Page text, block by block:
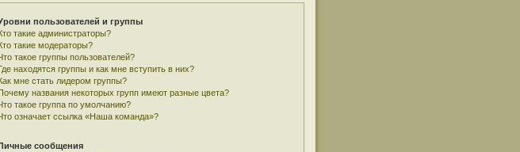
пользователей и группы
такие администраторы?
такие модераторы?
такое группы пользователей?
находятся группы и как мне вступить в них?
мне стать лидером группы?
названия некоторых групп имеют разные цвета?
такое группа по умолчанию?
означает ссылка «Наша команда»?
сообщения